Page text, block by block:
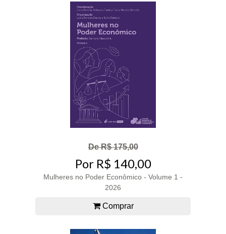
De R$ 175,00
Por R$ 140,00
Mulheres no Poder Econômico - Volume 1 -
2026
Comprar